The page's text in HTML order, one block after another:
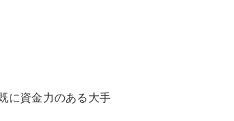
に資金力のある大手